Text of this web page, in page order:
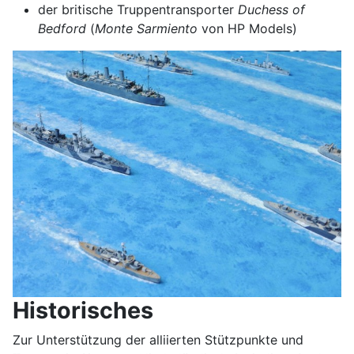
der britische Truppentransporter Duchess of
Bedford (Monte Sarmiento von HP Models)
Historisches
Zur Unterstützung der alliierten Stützpunkte und